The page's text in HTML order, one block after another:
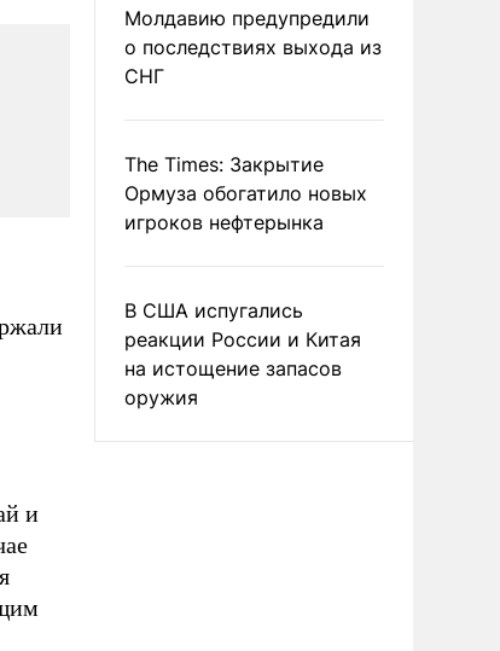
и
Молдавию предупредили
о последствиях выхода из
СНГ
The Times: Закрытие
Ормуза обогатило новых
игроков нефтерынка
В США испугались
реакции России и Китая
на истощение запасов
оружия